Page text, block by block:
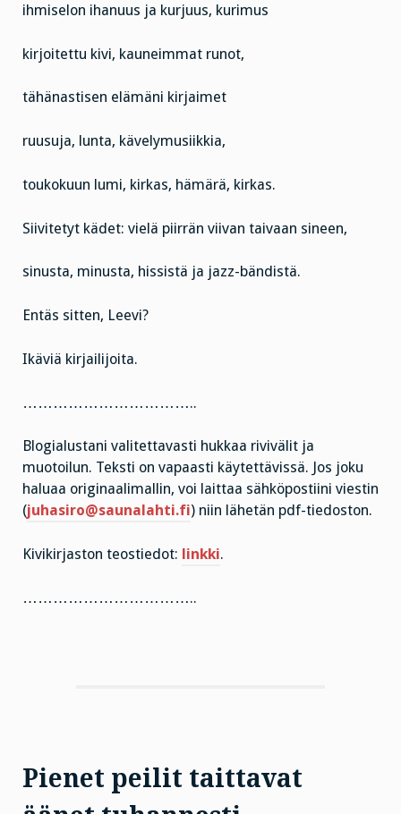
ihmiselon ihanuus ja kurjuus, kurimus
kirjoitettu kivi, kauneimmat runot,
tähänastisen elämäni kirjaimet
ruusuja, lunta, kävelymusiikkia,
toukokuun lumi, kirkas, hämärä, kirkas.
Siivitetyt kädet: vielä piirrän viivan taivaan sineen,
sinusta, minusta, hissistä ja jazz-bändistä.
Entäs sitten, Leevi?
Ikäviä kirjailijoita.
……………………………..
Blogialustani valitettavasti hukkaa rivivälit ja
muotoilun. Teksti on vapaasti käytettävissä. Jos joku
haluaa originaalimallin, voi laittaa sähköpostiini viestin
(juhasiro@saunalahti.fi) niin lähetän pdf-tiedoston.
Kivikirjaston teostiedot: linkki.
……………………………..
Pienet peilit taittavat